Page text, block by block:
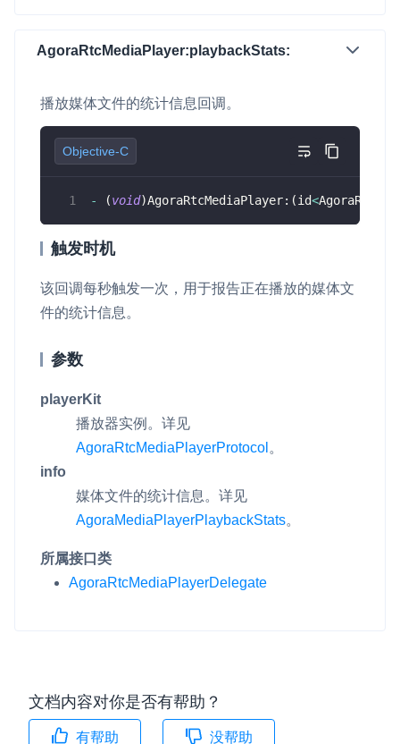
AgoraRtcMediaPlayer:playbackStats:
播放媒体文件的统计信息回调。
Objective-C
- (void)AgoraRtcMediaPlayer: (id<
触发时机
该回调每秒触发一次，用于报告正在播放的媒体文
件的统计信息。
参数
playerKit
播放器实例。详见
AgoraRtcMediaPlayerProtocol 。
info
媒体文件的统计信息。详见
AgoraMediaPlayerPlaybackStats。
所属接口类
AgoraRtcMediaPlayerDelegate
文档内容对你是否有帮助？
有帮助 没帮助